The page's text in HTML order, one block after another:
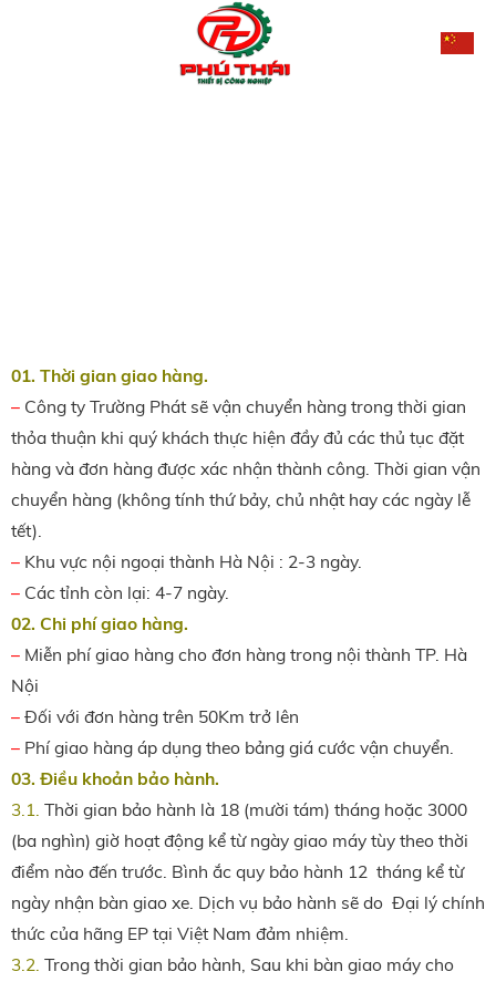
01. Thời gian giao hàng.
– Công ty Trường Phát sẽ vận chuyển hàng trong thời gian
thỏa thuận khi quý khách thực hiện đầy đủ các thủ tục đặt
hàng và đơn hàng được xác nhận thành công. Thời gian vận
chuyển hàng (không tính thứ bảy, chủ nhật hay các ngày lễ
tết).
– Khu vực nội ngoại thành Hà Nội : 2-3 ngày.
– Các tỉnh còn lại: 4-7 ngày.
02. Chi phí giao hàng.
– Miễn phí giao hàng cho đơn hàng trong nội thành TP. Hà
Nội
– Đối với đơn hàng trên 50Km trở lên
– Phí giao hàng áp dụng theo bảng giá cước vận chuyển.
03. Điều khoản bảo hành.
3.1. Thời gian bảo hành là 18 (mười tám) tháng hoặc 3000
(ba nghìn) giờ hoạt động kể từ ngày giao máy tùy theo thời
điểm nào đến trước. Bình ắc quy bảo hành 12 tháng kể từ
ngày nhận bàn giao xe. Dịch vụ bảo hành sẽ do Đại lý chính
thức của hãng EP tại Việt Nam đảm nhiệm.
3.2. Trong thời gian bảo hành, Sau khi bàn giao máy cho